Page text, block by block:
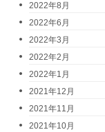
2022年8月
2022年6月
2022年3月
2022年2月
2022年1月
2021年12月
2021年11月
2021年10月